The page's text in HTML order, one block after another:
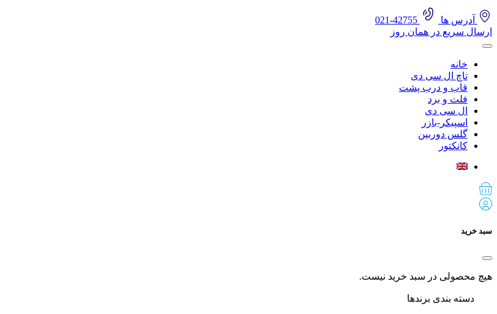
آدرس ها
ارسال سریع در همان روز
خانه
تاچ ال سی دی
قاب و درب پشت
فلت و برد
ال سی دی
اسپیکر-بازر
گلس دوربین
کانکتور
سبد خرید
هیچ محصولی در سبد خرید نیست.
دسته بندی برندها